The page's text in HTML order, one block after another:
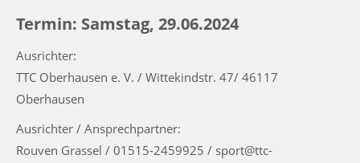
Termin: Samstag, 29.06.2024
Ausrichter:
TTC Oberhausen e. V. / Wittekindstr. 47/ 46117
Oberhausen
Ausrichter / Ansprechpartner:
Rouven Grassel / 01515-2459925 / sport@ttc-